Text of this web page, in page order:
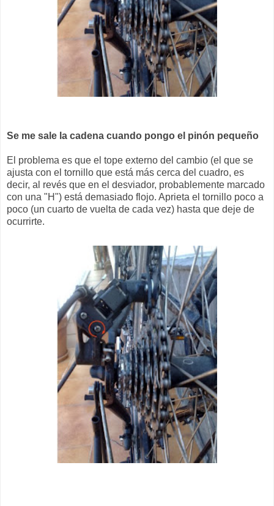
Se me sale la cadena cuando pongo el pinón pequeño
El problema es que el tope externo del cambio (el que se
ajusta con el tornillo que está más cerca del cuadro, es
decir, al revés que en el desviador, probablemente marcado
con una "H") está demasiado flojo. Aprieta el tornillo poco a
poco (un cuarto de vuelta de cada vez) hasta que deje de
ocurrirte.